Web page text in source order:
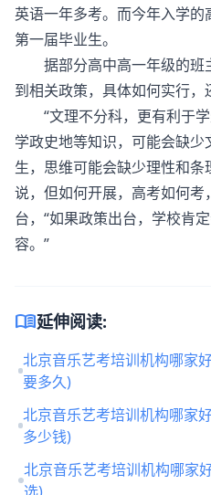
英语一年多考。而今年入学
第一届毕业生。
据部分高中高一年级的班
到相关政策，具体如何实行，
“文理不分科，更有利于学
学政史地等知识，可能会缺
生，思维可能会缺少理性和条
说，但如何开展，高考如何
台，“如果政策出台，学校肯
容。”
menu_book延伸阅读:
北京音乐艺考培训机构哪家
要多久)
北京音乐艺考培训机构哪家
多少钱)
北京音乐艺考培训机构哪家